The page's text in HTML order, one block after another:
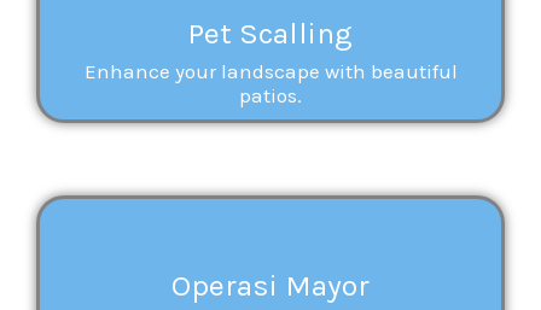
Pet Scalling
Enhance your landscape with beautiful
patios.
Operasi Mayor